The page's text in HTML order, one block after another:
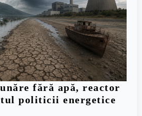
fără apă, reactor
politicii energetice